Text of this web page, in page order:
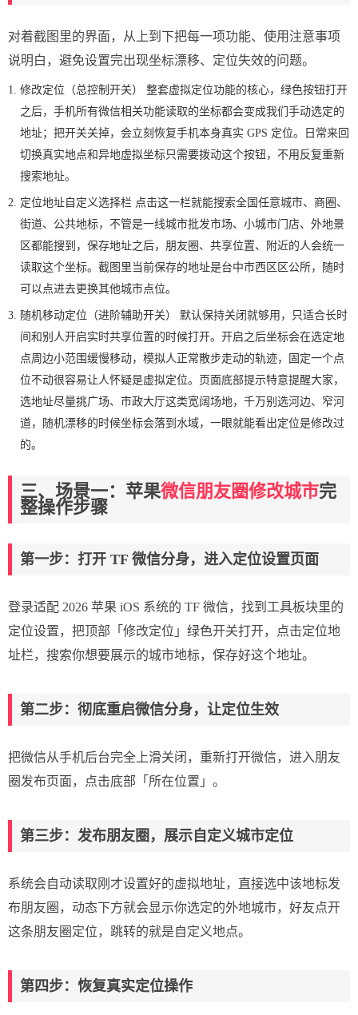
对着截图里的界面，从上到下把每一项功能、使用注意事项
说明白，避免设置完出现坐标漂移、定位失效的问题。
修改定位（总控制开关） 整套虚拟定位功能的核心，绿色按钮打开
之后，手机所有微信相关功能读取的坐标都会变成我们手动选定的
地址；把开关关掉，会立刻恢复手机本身真实 GPS 定位。日常来回
切换真实地点和异地虚拟坐标只需要拨动这个按钮，不用反复重新
搜索地址。
定位地址自定义选择栏 点击这一栏就能搜索全国任意城市、商圈、
街道、公共地标，不管是一线城市批发市场、小城市门店、外地景
区都能搜到，保存地址之后，朋友圈、共享位置、附近的人会统一
读取这个坐标。截图里当前保存的地址是台中市西区区公所，随时
可以点进去更换其他城市点位。
随机移动定位（进阶辅助开关） 默认保持关闭就够用，只适合长时
间和别人开启实时共享位置的时候打开。开启之后坐标会在选定地
点周边小范围缓慢移动，模拟人正常散步走动的轨迹，固定一个点
位不动很容易让人怀疑是虚拟定位。页面底部提示特意提醒大家，
选地址尽量挑广场、市政大厅这类宽阔场地，千万别选河边、窄河
道，随机漂移的时候坐标会落到水域，一眼就能看出定位是修改过
的。
三、场景一：苹果微信朋友圈修改城市完
整操作步骤
第一步：打开 TF 微信分身，进入定位设置页面
登录适配 2026 苹果 iOS 系统的 TF 微信，找到工具板块里的
定位设置，把顶部「修改定位」绿色开关打开，点击定位地
址栏，搜索你想要展示的城市地标，保存好这个地址。
第二步：彻底重启微信分身，让定位生效
把微信从手机后台完全上滑关闭，重新打开微信，进入朋友
圈发布页面，点击底部「所在位置」。
第三步：发布朋友圈，展示自定义城市定位
系统会自动读取刚才设置好的虚拟地址，直接选中该地标发
布朋友圈，动态下方就会显示你选定的外地城市，好友点开
这条朋友圈定位，跳转的就是自定义地点。
第四步：恢复真实定位操作